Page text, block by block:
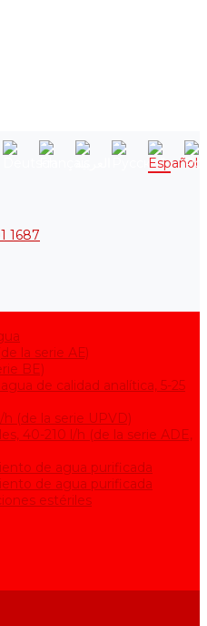
1687
la serie АЕ)
BE)
de calidad analítica, 5-25
(de la serie UPVD)
40-210 l/h (de la serie АDE,
de agua purificada
de agua purificada
estériles